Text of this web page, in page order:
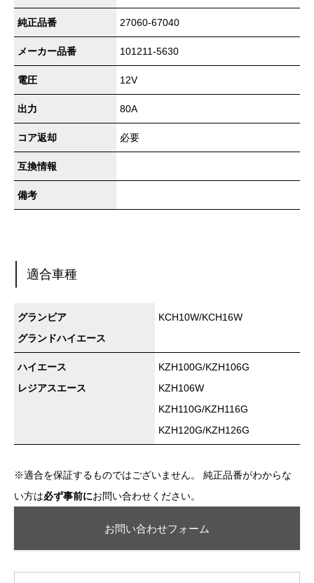
純正品番 27060-67040
メーカー品番 101211-5630
電圧 12V
出力 80A
コア返却 必要
互換情報
備考
適合車種
グランビア
グランドハイエース
KCH10W/KCH16W
ハイエース
レジアスエース
KZH100G/KZH106G
KZH106W
KZH110G/KZH116G
KZH120G/KZH126G
※適合を保証するものではございません。 純正品番がわからな
い方は必ず事前にお問い合わせください。
お問い合わせフォーム